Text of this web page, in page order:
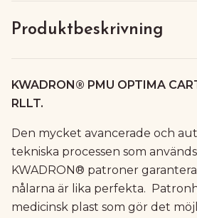
Produktbeskrivning
KWADRON® PMU OPTIMA
RLLT.
Den mycket avancerade och
tekniska processen som
KWADRON® patroner
nålarna är lika perfekta.
medicinsk plast som gör det